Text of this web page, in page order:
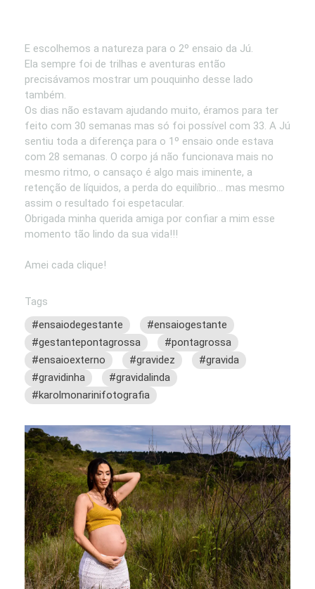
E escolhemos a natureza para o 2º ensaio da Jú.
Ela sempre foi de trilhas e aventuras então
precisávamos mostrar um pouquinho desse lado
também.
Os dias não estavam ajudando muito, éramos para ter
feito com 30 semanas mas só foi possível com 33. A Jú
sentiu toda a diferença para o 1º ensaio onde estava
com 28 semanas. O corpo já não funcionava mais no
mesmo ritmo, o cansaço é algo mais iminente, a
retenção de líquidos, a perda do equilíbrio... mas mesmo
assim o resultado foi espetacular.
Obrigada minha querida amiga por confiar a mim esse
momento tão lindo da sua vida!!!
Amei cada clique!
Tags
#ensaiodegestante
#ensaiogestante
#gestantepontagrossa
#pontagrossa
#ensaioexterno
#gravidez
#gravida
#gravidinha
#gravidalinda
#karolmonarinifotografia